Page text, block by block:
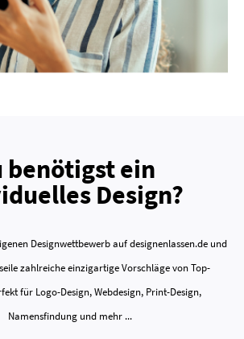
benötigst ein
Design?
Designwettbewerb auf designenlassen.de und
zahlreiche einzigartige Vorschläge von Top-
für Logo-Design, Webdesign, Print-Design,
Namensfindung und mehr ...